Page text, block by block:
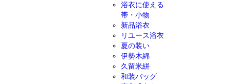
浴衣に使える
帯・小物
新品浴衣
リユース浴衣
夏の装い
伊勢木綿
久留米絣
和装バッグ